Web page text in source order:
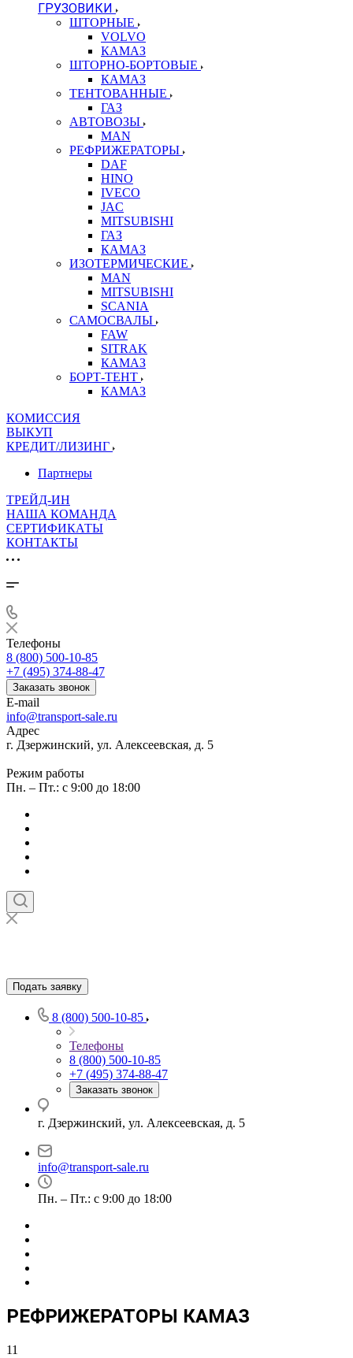
ГРУЗОВИКИ
ШТОРНЫЕ
VOLVO
КАМАЗ
ШТОРНО-БОРТОВЫЕ
КАМАЗ
ТЕНТОВАННЫЕ
ГАЗ
АВТОВОЗЫ
MAN
РЕФРИЖЕРАТОРЫ
DAF
HINO
IVECO
JAC
MITSUBISHI
ГАЗ
КАМАЗ
ИЗОТЕРМИЧЕСКИЕ
MAN
MITSUBISHI
SCANIA
САМОСВАЛЫ
FAW
SITRAK
КАМАЗ
БОРТ-ТЕНТ
КАМАЗ
КОМИССИЯ
ВЫКУП
КРЕДИТ/ЛИЗИНГ
Партнеры
ТРЕЙД-ИН
НАША КОМАНДА
СЕРТИФИКАТЫ
КОНТАКТЫ
Телефоны
8 (800) 500-10-85
+7 (495) 374-88-47
Заказать звонок
E-mail
info@transport-sale.ru
Адрес
г. Дзержинский, ул. Алексеевская, д. 5
Режим работы
Пн. – Пт.: с 9:00 до 18:00
Подать заявку
8 (800) 500-10-85
Телефоны
8 (800) 500-10-85
+7 (495) 374-88-47
Заказать звонок
г. Дзержинский, ул. Алексеевская, д. 5
info@transport-sale.ru
Пн. – Пт.: с 9:00 до 18:00
РЕФРИЖЕРАТОРЫ КАМАЗ
11